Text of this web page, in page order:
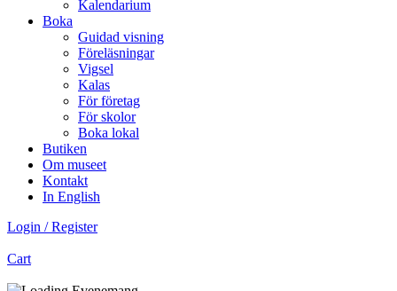
Kalendarium
Boka
Guidad visning
Föreläsningar
Vigsel
Kalas
För företag
För skolor
Boka lokal
Butiken
Om museet
Kontakt
In English
Login / Register
Cart